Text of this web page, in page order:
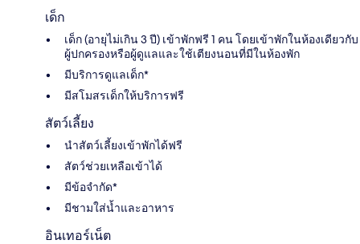
เด็ก
เด็ก (อายุไม่เกิน 3 ปี) เข้าพักฟรี 1 คน โดยเข้าพักในห้องเดียวกับ
ผู้ปกครองหรือผู้ดูแลและใช้เตียงนอนที่มีในห้องพัก
มีบริการดูแลเด็ก*
มีสโมสรเด็กให้บริการฟรี
สัตว์เลี้ยง
นำสัตว์เลี้ยงเข้าพักได้ฟรี
สัตว์ช่วยเหลือเข้าได้
มีข้อจำกัด*
มีชามใส่น้ำและอาหาร
อินเทอร์เน็ต